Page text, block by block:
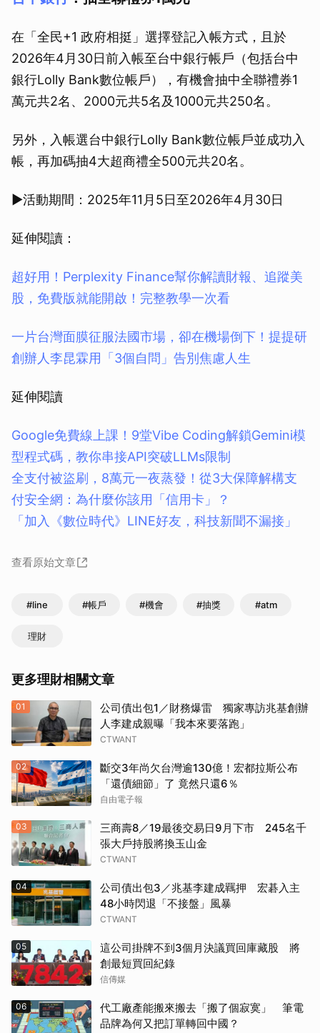
在「全民+1 政府相挺」選擇登記入帳方式，且於
2026年4月30日前入帳至台中銀行帳戶（包括台中
銀行Lolly Bank數位帳戶），有機會抽中全聯禮券1
萬元共2名、2000元共5名及1000元共250名。
另外，入帳選台中銀行Lolly Bank數位帳戶並成功入
帳，再加碼抽4大超商禮全500元共20名。
▶活動期間：2025年11月5日至2026年4月30日
延伸閱讀：
超好用！Perplexity Finance幫你解讀財報、追蹤美
股，免費版就能開啟！完整教學一次看
一片台灣面膜征服法國市場，卻在機場倒下！提提研
創辦人李昆霖用「3個自問」告別焦慮人生
延伸閱讀
Google免費線上課！9堂Vibe Coding解鎖Gemini模
型程式碼，教你串接API突破LLMs限制
全支付被盜刷，8萬元一夜蒸發！從3大保障解構支
付安全網：為什麼你該用「信用卡」？
「加入《數位時代》LINE好友，科技新聞不漏接」
查看原始文章
#line #帳戶 #機會 #抽獎 #atm
理財
更多理財相關文章
01
公司債出包1／財務爆雷 獨家專訪兆基創辦
人李建成親曝「我本來要落跑」
CTWANT
02
斷交3年尚欠台灣逾130億！宏都拉斯公布
「還債細節」了 竟然只還6％
自由電子報
03
三商壽8／19最後交易日9月下市 245名千
張大戶持股將換玉山金
CTWANT
04
公司債出包3／兆基李建成羈押 宏碁入主
48小時閃退「不接盤」風暴
CTWANT
05
這公司掛牌不到3個月決議買回庫藏股 將
創最短買回紀錄
信傳媒
06
代工廠產能搬來搬去「搬了個寂寞」 筆電
品牌為何又把訂單轉回中國？